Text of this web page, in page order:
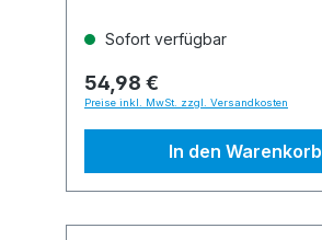
Sofort verfügbar
54,98 €
Preise inkl. MwSt. zzgl. Versandkosten
In den Warenkorb